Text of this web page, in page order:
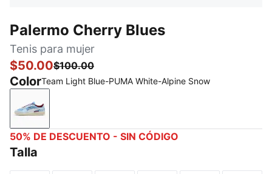
Palermo Cherry Blues
Tenis para mujer
$50.00$100.00
ColorTeam Light Blue-PUMA White-Alpine Snow
Team Light Blue-PUMA White-Alpine Snow
50% DE DESCUENTO - SIN CÓDIGO
Talla